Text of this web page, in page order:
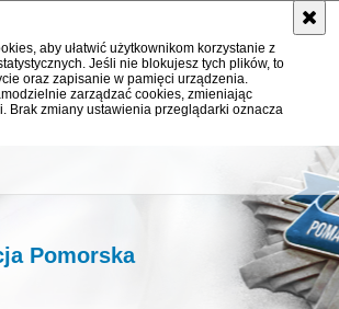
aby ułatwić użytkownikom korzystanie z
Jeśli nie blokujesz tych plików, to
oraz zapisanie w pamięci urządzenia.
zarządzać cookies, zmieniając
Brak zmiany ustawienia przeglądarki oznacza
Pomorska